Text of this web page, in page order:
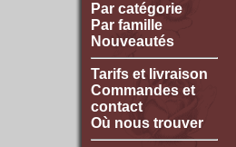
Par catégorie
Par famille
Nouveautés
Tarifs et livraison
Commandes et
contact
Où nous trouver